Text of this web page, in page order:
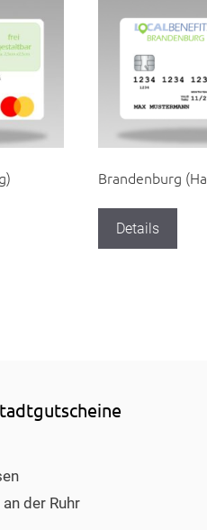
Brandenburg
Details
der Ruhr